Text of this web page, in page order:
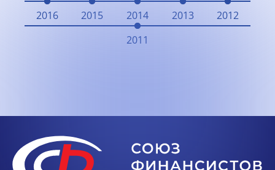
2016
2015 2014 2013
2012
2011